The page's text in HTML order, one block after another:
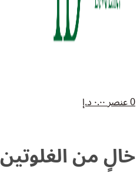
0عنصر٠.٠٠د.إ
خالٍ من الغلوتين